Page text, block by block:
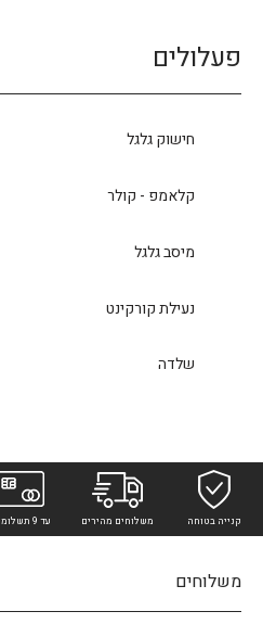
פעלולים
חישוק גלגל
קלאמפ - קולר
מיסב גלגל
נעילת קורקינט
שלדה
קנייה בטוחה משלוחים מהירים עד 9 תשלומים
משלוחים